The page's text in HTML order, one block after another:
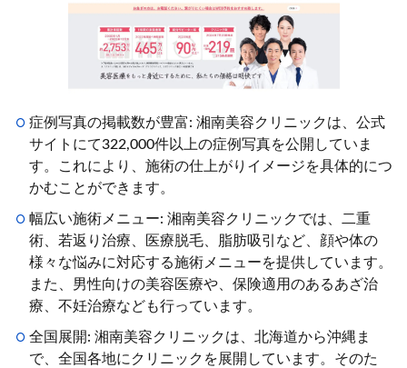
症例写真の掲載数が豊富: 湘南美容クリニックは、公式
サイトにて322,000件以上の症例写真を公開していま
す。これにより、施術の仕上がりイメージを具体的につ
かむことができます。
幅広い施術メニュー: 湘南美容クリニックでは、二重
術、若返り治療、医療脱毛、脂肪吸引など、顔や体の
様々な悩みに対応する施術メニューを提供しています。
また、男性向けの美容医療や、保険適用のあるあざ治
療、不妊治療なども行っています。
全国展開: 湘南美容クリニックは、北海道から沖縄ま
で、全国各地にクリニックを展開しています。そのた